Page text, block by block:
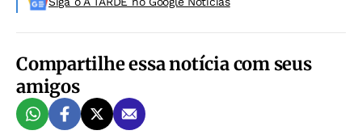
Compartilhe essa notícia com seus
amigos